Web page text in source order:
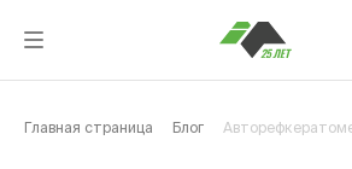
Главная страница Блог